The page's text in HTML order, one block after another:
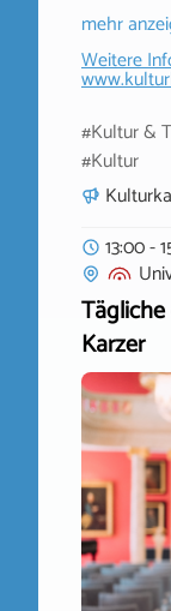
mehr
Weitere
#Kultur &
#Kultur
13:00 -
Karzer